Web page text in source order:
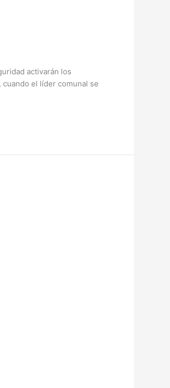
activarán los
el líder comunal se